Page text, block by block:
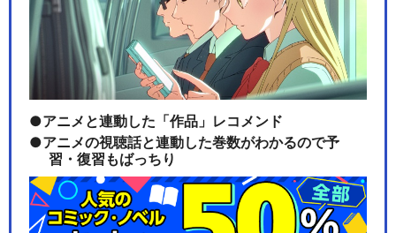
アニメと連動した「作品」レコメンド
アニメの視聴話と連動した巻数がわかるので予
習・復習もばっちり